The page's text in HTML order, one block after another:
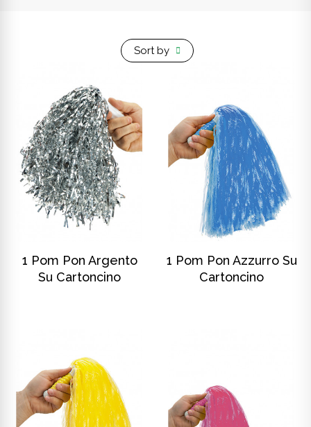
Sort by
1 Pom Pon Argento
Su Cartoncino
1 Pom Pon Azzurro Su
Cartoncino